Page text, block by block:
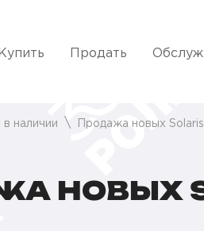
Купить Продать
наличии Продажа новых
НОВЫХ